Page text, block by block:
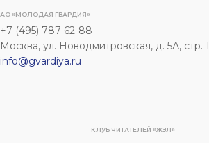
АО «МОЛОДАЯ ГВАРДИЯ»
+7 (495) 787-62-88
Москва, ул. Новодмитровская, д. 5А, стр. 1
info@gvardiya.ru
КЛУБ ЧИТАТЕЛЕЙ «ЖЗЛ»